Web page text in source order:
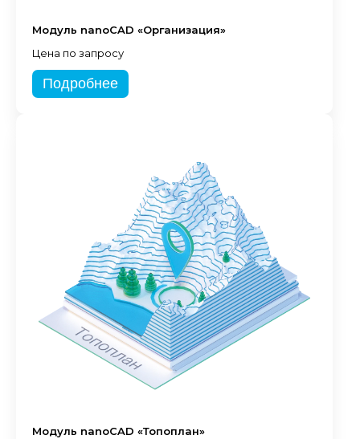
Модуль nanoCAD «Организация»
Цена по запросу
Подробнее
Модуль nanoCAD «Топоплан»